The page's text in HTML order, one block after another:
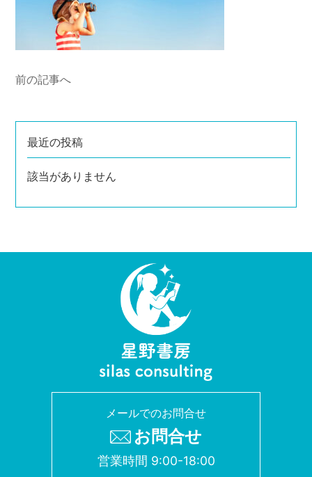
前の記事へ
最近の投稿
該当がありません
メールでのお問合せ
お問合せ
営業時間 9:00-18:00